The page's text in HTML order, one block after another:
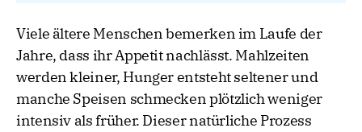
Viele ältere Menschen bemerken im Laufe der
Jahre, dass ihr Appetit nachlässt. Mahlzeiten
werden kleiner, Hunger entsteht seltener und
manche Speisen schmecken plötzlich weniger
intensiv als früher. Dieser natürliche Prozess